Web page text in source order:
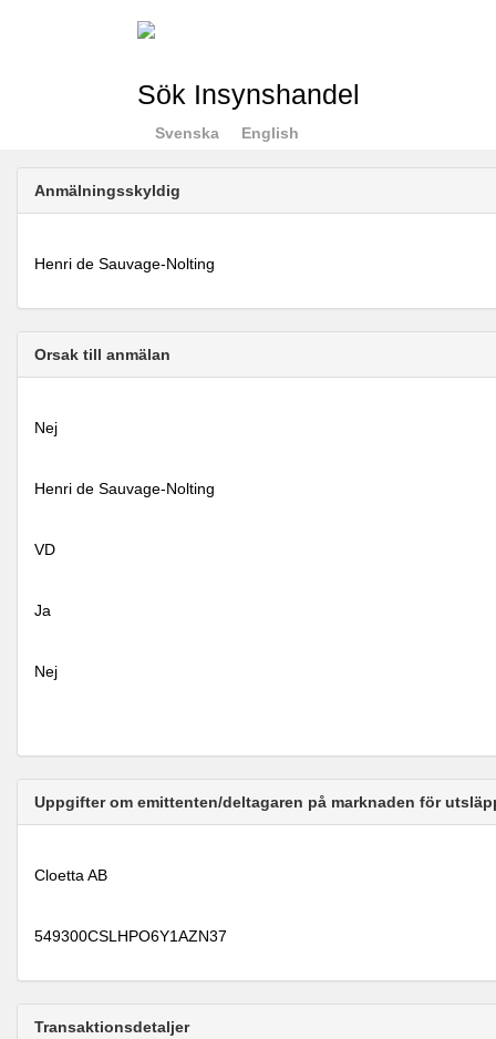
Sök Insynshandel
Svenska English
Anmälningsskyldig
Henri de Sauvage-Nolting
Orsak till anmälan
Nej
Henri de Sauvage-Nolting
VD
Ja
Nej
Uppgifter om emittenten/deltagaren på marknaden för
Cloetta AB
549300CSLHPO6Y1AZN37
Transaktionsdetaljer